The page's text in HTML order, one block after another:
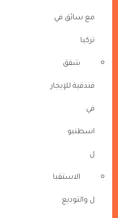
مع سائق في
تركيا
شقق
فندقية للإيجار
في
اسطنبو
ل
الاستقبا
ل والتوديع